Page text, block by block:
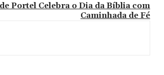
Portel Celebra o Dia da Bíblia com
Caminhada de Fé